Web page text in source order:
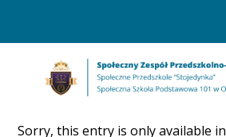
Sorry, this entry is only available in